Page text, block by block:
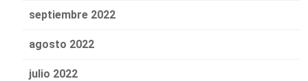
septiembre 2022
agosto 2022
julio 2022